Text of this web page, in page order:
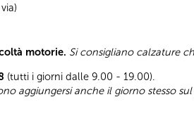
motorie. Si consigliano calzature
(tutti i giorni dalle 9.00 - 19.00).
aggiungersi anche il giorno stesso